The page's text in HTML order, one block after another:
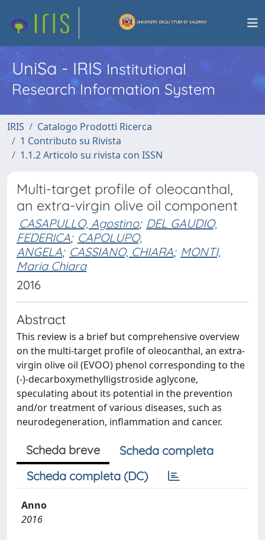
UniSa - IRISInstitutional
Research Information System
IRIS
Catalogo Prodotti Ricerca
1 Contributo su Rivista
1.1.2 Articolo su rivista con ISSN
Multi-target profile of oleocanthal,
an extra-virgin olive oil component
CASAPULLO, Agostino; DEL GAUDIO,
FEDERICA; CAPOLUPO,
ANGELA; CASSIANO, CHIARA; MONTI,
Maria Chiara
2016
Abstract
This review is a brief but comprehensive overview
on the multi-target profile of oleocanthal, an extra-
virgin olive oil (EVOO) phenol corresponding to the
(-)-decarboxymethylligstroside aglycone,
speculating about its potential in the prevention
and/or treatment of various diseases, such as
neurodegeneration, inflammation and cancer.
Scheda breve
Scheda completa
Scheda completa (DC)
Anno
2016